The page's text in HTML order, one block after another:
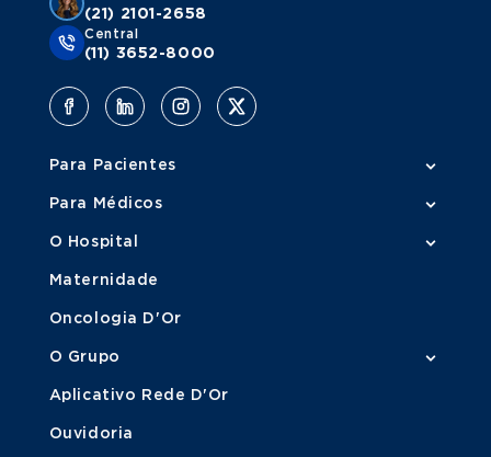
(21) 2101-2658
Central
(11) 3652-8000
Para Pacientes
Para Médicos
O Hospital
Maternidade
Oncologia D'Or
O Grupo
Aplicativo Rede D'Or
Ouvidoria